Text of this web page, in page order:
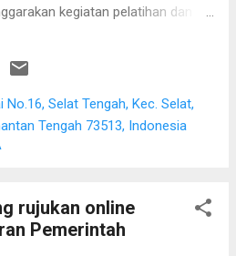
kegiatan pelatihan dan
dalam rumah sakit mulai dari
sampai para kepala
dalam kegiatan ini
PP dan Damkar Kabupaten
No.16, Selat Tengah, Kec. Selat,
Tengah 73513, Indonesia
rujukan online
Pemerintah